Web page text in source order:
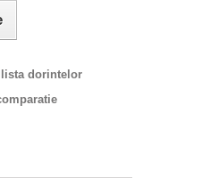
dorintelor